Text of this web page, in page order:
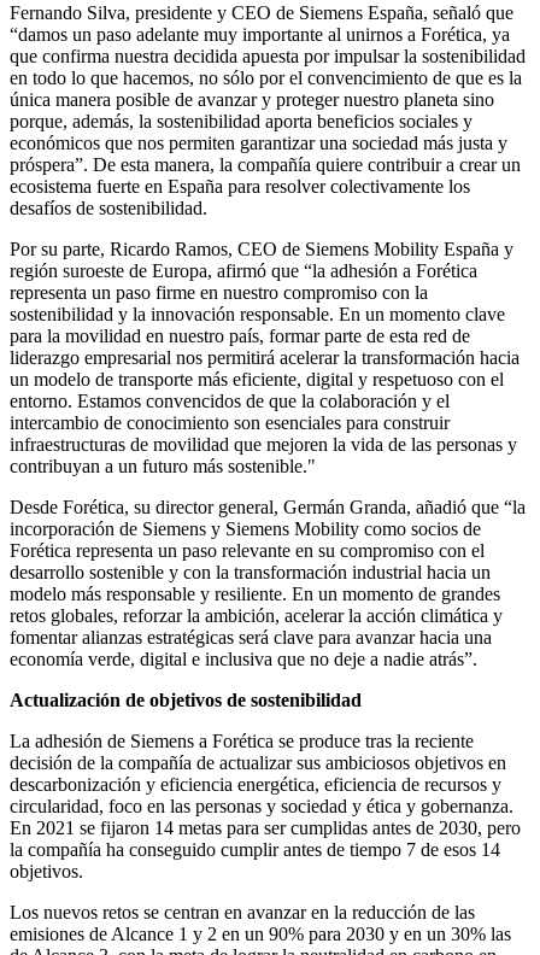
Fernando Silva, presidente y CEO de Siemens España, señaló que
“damos un paso adelante muy importante al unirnos a Forética, ya
que confirma nuestra decidida apuesta por impulsar la sostenibilidad
en todo lo que hacemos, no sólo por el convencimiento de que es la
única manera posible de avanzar y proteger nuestro planeta sino
porque, además, la sostenibilidad aporta beneficios sociales y
económicos que nos permiten garantizar una sociedad más justa y
próspera”. De esta manera, la compañía quiere contribuir a crear un
ecosistema fuerte en España para resolver colectivamente los
desafíos de sostenibilidad.
Por su parte, Ricardo Ramos, CEO de Siemens Mobility España y
región suroeste de Europa, afirmó que “la adhesión a Forética
representa un paso firme en nuestro compromiso con la
sostenibilidad y la innovación responsable. En un momento clave
para la movilidad en nuestro país, formar parte de esta red de
liderazgo empresarial nos permitirá acelerar la transformación hacia
un modelo de transporte más eficiente, digital y respetuoso con el
entorno. Estamos convencidos de que la colaboración y el
intercambio de conocimiento son esenciales para construir
infraestructuras de movilidad que mejoren la vida de las personas y
contribuyan a un futuro más sostenible."
Desde Forética, su director general, Germán Granda, añadió que “la
incorporación de Siemens y Siemens Mobility como socios de
Forética representa un paso relevante en su compromiso con el
desarrollo sostenible y con la transformación industrial hacia un
modelo más responsable y resiliente. En un momento de grandes
retos globales, reforzar la ambición, acelerar la acción climática y
fomentar alianzas estratégicas será clave para avanzar hacia una
economía verde, digital e inclusiva que no deje a nadie atrás”.
Actualización de objetivos de sostenibilidad
La adhesión de Siemens a Forética se produce tras la reciente
decisión de la compañía de actualizar sus ambiciosos objetivos en
descarbonización y eficiencia energética, eficiencia de recursos y
circularidad, foco en las personas y sociedad y ética y gobernanza.
En 2021 se fijaron 14 metas para ser cumplidas antes de 2030, pero
la compañía ha conseguido cumplir antes de tiempo 7 de esos 14
objetivos.
Los nuevos retos se centran en avanzar en la reducción de las
emisiones de Alcance 1 y 2 en un 90% para 2030 y en un 30% las